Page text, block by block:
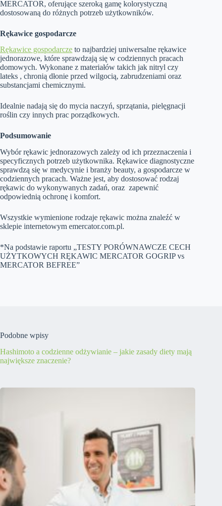
MERCATOR, oferujące szeroką gamę kolorystyczną
dostosowaną do różnych potrzeb użytkowników.
Rękawice gospodarcze
Rękawice gospodarcze to najbardziej uniwersalne rękawice
jednorazowe, które sprawdzają się w codziennych pracach
domowych. Wykonane z materiałów takich jak nitryl czy
lateks , chronią dłonie przed wilgocią, zabrudzeniami oraz
substancjami chemicznymi.
Idealnie nadają się do mycia naczyń, sprzątania, pielęgnacji
roślin czy innych prac porządkowych.
Podsumowanie
Wybór rękawic jednorazowych zależy od ich przeznaczenia i
specyficznych potrzeb użytkownika. Rękawice diagnostyczne
sprawdzą się w medycynie i branży beauty, a gospodarcze w
codziennych pracach. Ważne jest, aby dostosować rodzaj
rękawic do wykonywanych zadań, oraz zapewnić
odpowiednią ochronę i komfort.
Wszystkie wymienione rodzaje rękawic można znaleźć w
sklepie internetowym emercator.com.pl.
*Na podstawie raportu „TESTY PORÓWNAWCZE CECH
UŻYTKOWYCH RĘKAWIC MERCATOR GOGRIP vs
MERCATOR BEFREE”
Podobne wpisy
Hashimoto a codzienne odżywianie – jakie zasady diety mają
największe znaczenie?